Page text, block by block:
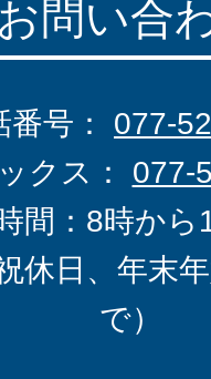
お問い合
番号： 077-
クス： 077-
間：8時から
休日、年末
で）